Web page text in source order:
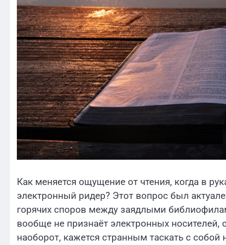
Как меняется ощущение от чтения, когда в
электронный ридер? Этот вопрос был
горячих споров между заядлыми
вообще не признаёт электронных носителей,
наоборот, кажется странным таскать с